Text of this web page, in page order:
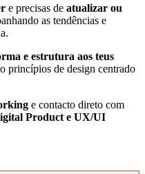
e precisas de atualizar ou
as tendências e
e estrutura aos teus
princípios de design centrado
e contacto direto com
Product e UX/UI